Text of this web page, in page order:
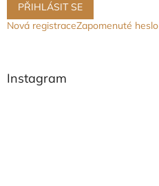
PŘIHLÁSIT SE
Nová registraceZapomenuté heslo
Instagram